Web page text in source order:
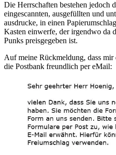
Die Herrschaften bestehen jedoch
eingescannten, ausgefüllten und
ausdrucke, in einen
Kasten einwerfe, der irgendwo da
Punks preisgegeben ist.
Auf meine Rückmeldung, dass
die Postbank freundlich per eMail: